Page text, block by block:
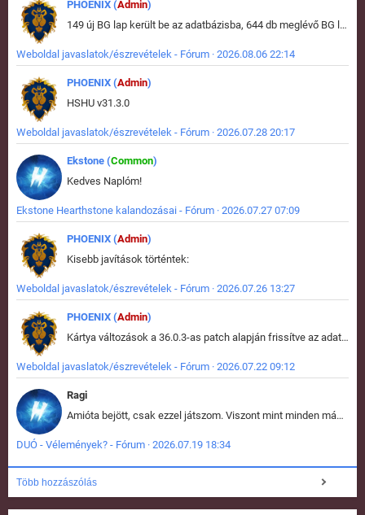
PHOENIX (Admin)
149 új BG lap került be az adatbázisba, 644 db meglévő BG lap módosult, bekerültek az új képek a megváltozott lapokhoz is.
Weboldal javaslatok/észrevételek - Fórum · 2026.08.06 22:14
PHOENIX (Admin)
HSHU v31.3.0
Weboldal javaslatok/észrevételek - Fórum · 2026.07.28 20:17
Ekstone (Common)
Kedves Naplóm!
Ekstone Hearthstone kalandozásai - Fórum · 2026.07.27 07:09
PHOENIX (Admin)
Kisebb javítások történtek:
Weboldal javaslatok/észrevételek - Fórum · 2026.07.26 13:27
PHOENIX (Admin)
Kártya változások a 36.0.3-as patch alapján frissítve az adatbázisban (képek is cserélve).
Weboldal javaslatok/észrevételek - Fórum · 2026.07.22 09:12
Ragi
Amióta bejött, csak ezzel játszom. Viszont mint minden más - akár az alapjáték is, ez is baromira összetett lett. Néha már pár kör után is esélytelen az egész. Vagy irreállisan túltápol valaki, vagy lelép a partner, vagy csak hülye mint a segg. És amikor eljönne az én időm, na akkor jön el mindenki másé is. Engem jobban érdekelne, hogy ki milyen ratingen szokott játszani. Na ez lenne egy érdekes adat.
DUÓ - Vélemények? - Fórum · 2026.07.19 18:34
Több hozzászólás